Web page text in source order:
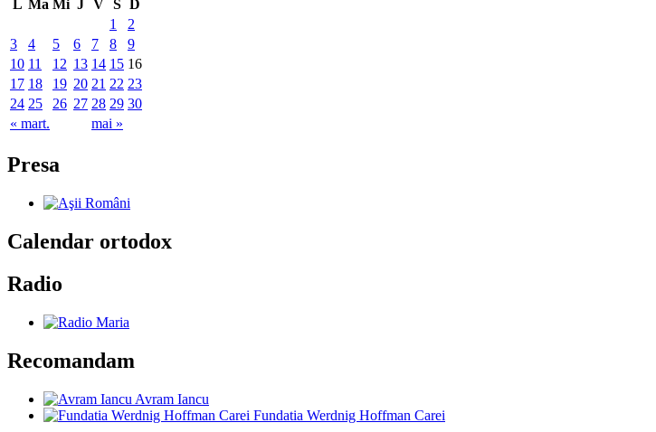
L Ma Mi J V S D
« mart. mai »
1
2
3
4 5 6 7 8
9
10 11 12 13 14 15 16
17 18 19 20 21 22 23
24 25 26 27 28 29 30
Presa
Calendar ortodox
Radio
Recomandam
Avram Iancu
Fundatia Werdnig Hoffman Carei